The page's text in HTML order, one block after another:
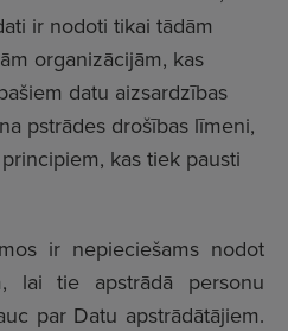
ir nodoti tikai tādām
organizācijām, kas
datu aizsardzības
pstrādes drošības līmeni,
kas tiek pausti
ir nepieciešams nodot
lai tie apstrādā personu
par Datu apstrādātājiem.